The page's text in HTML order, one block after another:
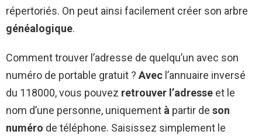
répertoriés. On peut ainsi facilement créer son arbre
généalogique.
Comment trouver l’adresse de quelqu’un avec son
numéro de portable gratuit ? Avec l’annuaire inversé
du 118000, vous pouvez retrouver l’adresse et le
nom d’une personne, uniquement à partir de son
numéro de téléphone. Saisissez simplement le